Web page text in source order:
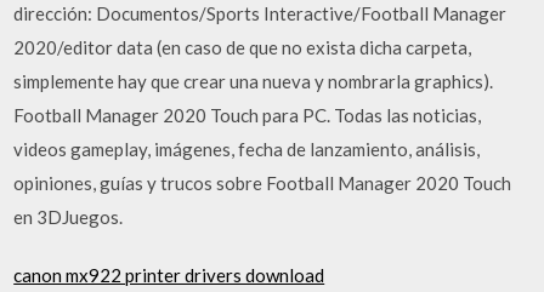
dirección: Documentos/Sports Interactive/Football Manager
2020/editor data (en caso de que no exista dicha carpeta,
simplemente hay que crear una nueva y nombrarla graphics).
Football Manager 2020 Touch para PC. Todas las noticias,
videos gameplay, imágenes, fecha de lanzamiento, análisis,
opiniones, guías y trucos sobre Football Manager 2020 Touch
en 3DJuegos.
canon mx922 printer drivers download